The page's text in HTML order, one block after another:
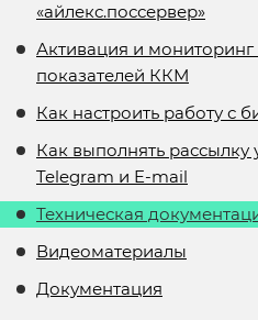
«айлекс.поссервер»
Активация и
показателей ККМ
Как настроить работу с
Как выполнять рассылку
Telegram и E-mail
Техническая
Видеоматериалы
Документация